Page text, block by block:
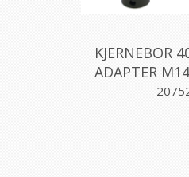
KJERNEBOR
ADAPTER